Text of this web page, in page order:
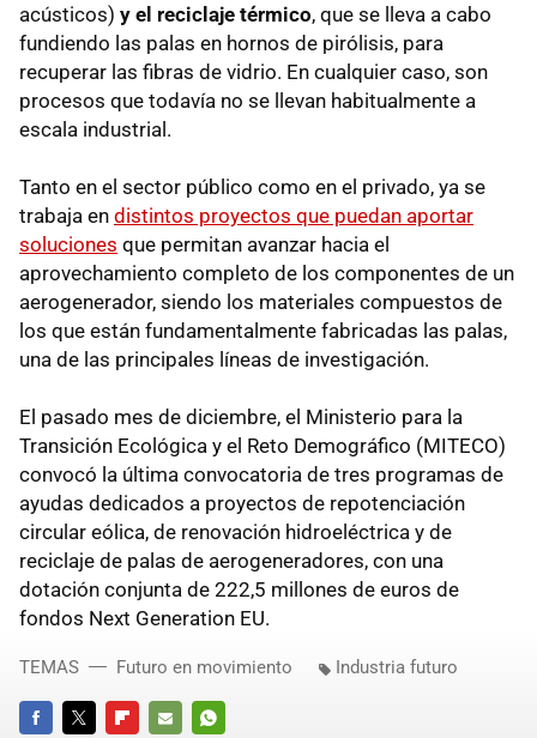
acústicos) y el reciclaje térmico, que se lleva a cabo
fundiendo las palas en hornos de pirólisis, para
recuperar las fibras de vidrio. En cualquier caso, son
procesos que todavía no se llevan habitualmente a
escala industrial.
Tanto en el sector público como en el privado, ya se
trabaja en distintos proyectos que puedan aportar
soluciones que permitan avanzar hacia el
aprovechamiento completo de los componentes de un
aerogenerador, siendo los materiales compuestos de
los que están fundamentalmente fabricadas las palas,
una de las principales líneas de investigación.
El pasado mes de diciembre, el Ministerio para la
Transición Ecológica y el Reto Demográfico (MITECO)
convocó la última convocatoria de tres programas de
ayudas dedicados a proyectos de repotenciación
circular eólica, de renovación hidroeléctrica y de
reciclaje de palas de aerogeneradores, con una
dotación conjunta de 222,5 millones de euros de
fondos Next Generation EU.
TEMAS Futuro en movimiento Industria futuro